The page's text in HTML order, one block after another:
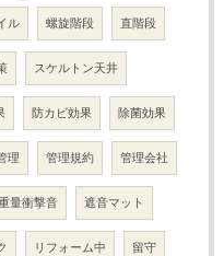
ル 螺旋階段 直階段
スケルトン天井
防カビ効果 除菌効果
理 管理規約 管理会社
量衝撃音 遮音マット
リフォーム中 留守